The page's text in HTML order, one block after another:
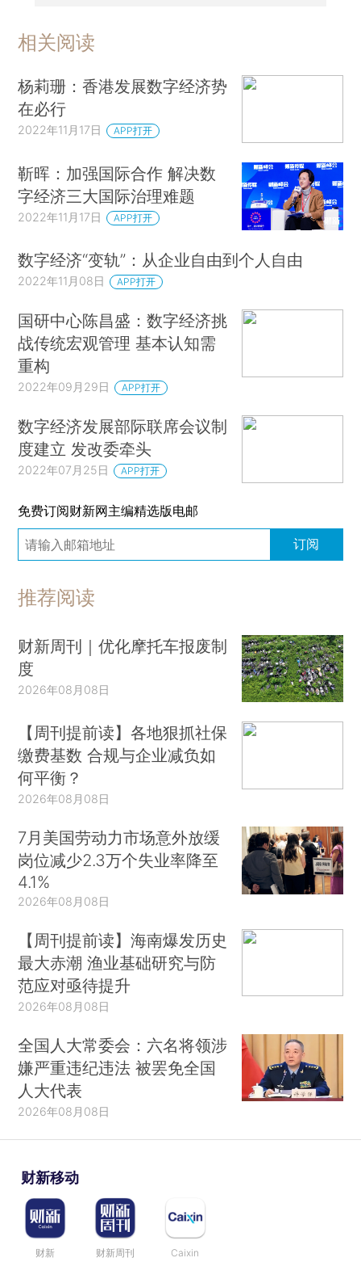
相关阅读
杨莉珊：香港发展数字经济势
在必行
2022年11月17日 APP打开
靳晖：加强国际合作 解决数
字经济三大国际治理难题
2022年11月17日 APP打开
数字经济“变轨”：从企业自由到个人自由
2022年11月08日 APP打开
国研中心陈昌盛：数字经济挑
战传统宏观管理 基本认知需
重构
2022年09月29日 APP打开
数字经济发展部际联席会议制
度建立 发改委牵头
2022年07月25日 APP打开
免费订阅财新网主编精选版电邮
订阅
推荐阅读
财新周刊｜优化摩托车报废制
度
2026年08月08日
【周刊提前读】各地狠抓社保
缴费基数 合规与企业减负如
何平衡？
2026年08月08日
7月美国劳动力市场意外放缓
岗位减少2.3万个失业率降至
4.1%
2026年08月08日
【周刊提前读】海南爆发历史
最大赤潮 渔业基础研究与防
范应对亟待提升
2026年08月08日
全国人大常委会：六名将领涉
嫌严重违纪违法 被罢免全国
人大代表
2026年08月08日
财新移动
财新 财新周刊 Caixin